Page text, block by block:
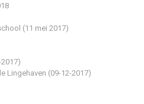
(11 mei 2017)
Lingehaven (09-12-2017)